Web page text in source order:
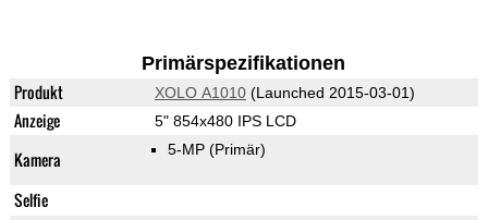
Primärspezifikationen
Produkt XOLO A1010(Launched 2015-03-01)
Anzeige 5" 854x480 IPS LCD
Kamera 5-MP (Primär)
Selfie